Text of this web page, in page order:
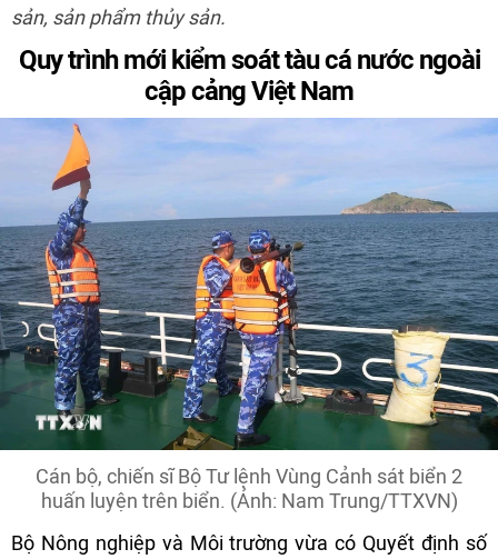
sản, sản phẩm thủy sản.
Quy trình mới kiểm soát tàu cá nước ngoài
cập cảng Việt Nam
Cán bộ, chiến sĩ Bộ Tư lệnh Vùng Cảnh sát biển 2
huấn luyện trên biển. (Ảnh: Nam Trung/TTXVN)
Bộ Nông nghiệp và Môi trường vừa có Quyết định số